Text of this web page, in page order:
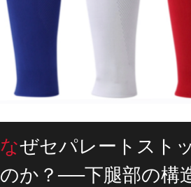
なぜセパレートストッキングは“脚”にフィットする
のか？──下腿部の構